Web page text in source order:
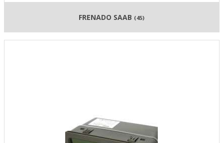
FRENADO SAAB (45)